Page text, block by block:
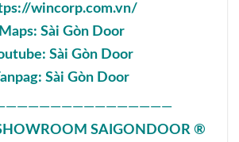
wincorp.com.vn/
Maps: Sài Gòn Door
Sài Gòn Door
Sài Gòn Door
SAIGONDOOR ®